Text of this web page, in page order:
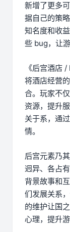
新增了更多
据自己的策
知名度和收
些 bug，让
《后宫酒店
将酒店经营
合。玩家不
资源，提升
关于系，通
情。
后宫元素乃
迥异、各占
背景故事和
们发展关系
的维护让国
心理，提升